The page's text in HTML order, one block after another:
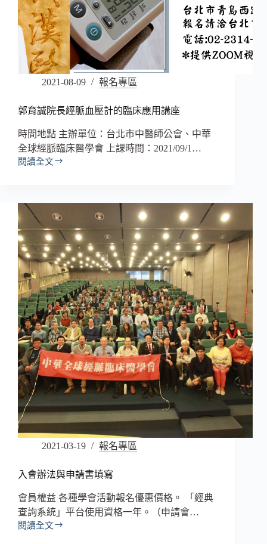
2021-08-09 報名專區
郭育誠院長經脈血壓計的臨床應用講座
時間地點 主辦單位：台北市中醫師公會、中華
全球經脈臨床醫學會 上課時間：2021/09/1…
閱讀全文
2021-03-19 報名專區
入會辦法與申請書填寫
會員權益 各種學會活動報名優惠價格。 「經典
查詢系統」平台使用資格一年。（申請會…
閱讀全文